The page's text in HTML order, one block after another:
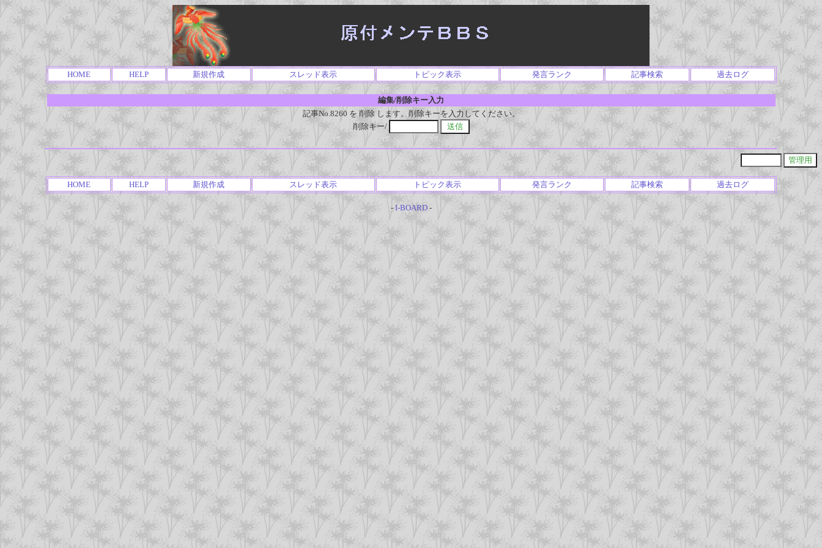
HOME HELP 新規作成 スレッド表示 トピック表示 発言ランク 記事検索 過去ログ
編集/削除キー入力
記事No.8260 を 削除 します。削除キーを入力してください。
削除キー/
HOME HELP 新規作成 スレッド表示 トピック表示 発言ランク 記事検索 過去ログ
- I-BOARD-